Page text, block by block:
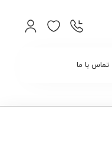
تماس با ما